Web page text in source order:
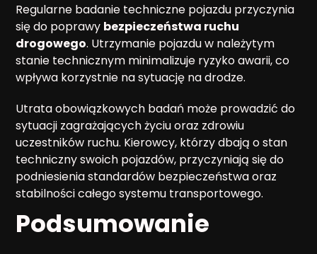
Regularne badanie techniczne pojazdu przyczynia
się do poprawy bezpieczeństwa ruchu
drogowego. Utrzymanie pojazdu w należytym
stanie technicznym minimalizuje ryzyko awarii, co
wpływa korzystnie na sytuację na drodze.
Utrata obowiązkowych badań może prowadzić do
sytuacji zagrażających życiu oraz zdrowiu
uczestników ruchu. Kierowcy, którzy dbają o stan
techniczny swoich pojazdów, przyczyniają się do
podniesienia standardów bezpieczeństwa oraz
stabilności całego systemu transportowego.
Podsumowanie